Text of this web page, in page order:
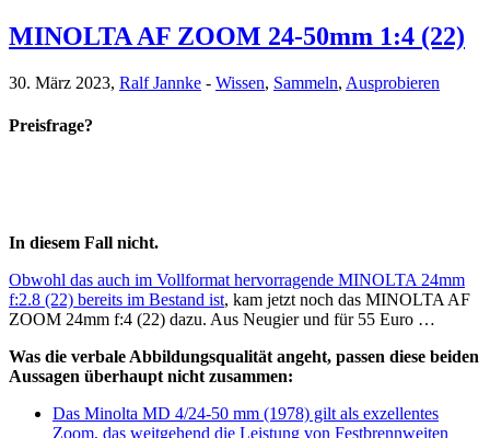
MINOLTA AF ZOOM 24-50mm 1:4 (22)
30. März 2023, Ralf Jannke - Wissen, Sammeln, Ausprobieren
Preisfrage?
In diesem Fall nicht.
Obwohl das auch im Vollformat hervorragende MINOLTA 24mm
f:2.8 (22) bereits im Bestand ist, kam jetzt noch das MINOLTA AF
ZOOM 24mm f:4 (22) dazu. Aus Neugier und für 55 Euro …
Was die verbale Abbildungsqualität angeht, passen diese beiden
Aussagen überhaupt nicht zusammen:
Das Minolta MD 4/24-50 mm (1978) gilt als exzellentes
Zoom, das weitgehend die Leistung von Festbrennweiten